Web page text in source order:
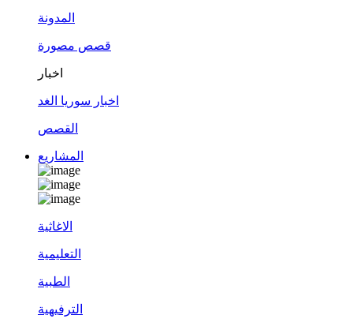
المدونة
قصص مصورة
اخبار
اخبار سوريا الغد
القصص
المشاريع
الاغاثية
التعليمية
الطبية
الترفيهية